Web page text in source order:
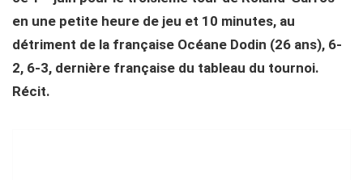
en une petite heure de jeu et 10 minutes, au
détriment de la française Océane Dodin (26 ans), 6-
2, 6-3, dernière française du tableau du tournoi.
Récit.